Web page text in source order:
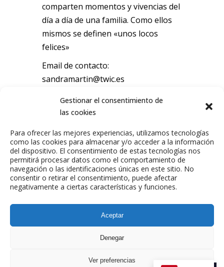
Gestionar el consentimiento de
las cookies
Para ofrecer las mejores experiencias, utilizamos tecnologías
como las cookies para almacenar y/o acceder a la información
del dispositivo. El consentimiento de estas tecnologías nos
permitirá procesar datos como el comportamiento de
navegación o las identificaciones únicas en este sitio. No
consentir o retirar el consentimiento, puede afectar
negativamente a ciertas características y funciones.
Aceptar
Denegar
Ver preferencias
comparten momentos y vivencias del
día a día de una familia. Como ellos
mismos se definen «unos locos
felices»
Email de contacto:
sandramartin@twic.es
ANTERIOR
TALENTO
SIGUIENTE
TALENTO